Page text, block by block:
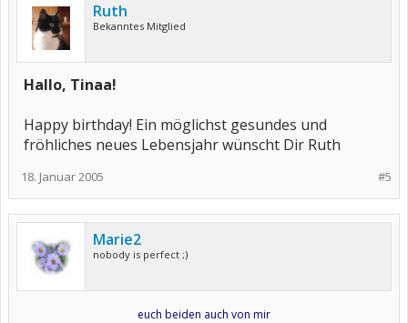
Ruth
Bekanntes Mitglied
Hallo, Tinaa!
Happy birthday! Ein möglichst gesundes und
fröhliches neues Lebensjahr wünscht Dir Ruth
#5
18. Januar 2005
Marie2
nobody is perfect ;)
euch beiden auch von mir